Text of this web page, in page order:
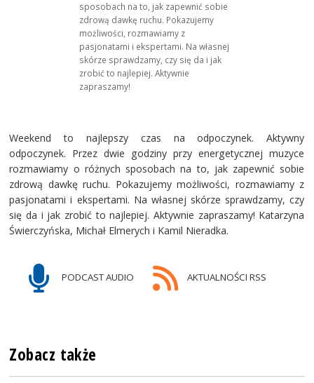
sposobach na to, jak zapewnić sobie
zdrową dawkę ruchu. Pokazujemy
możliwości, rozmawiamy z
pasjonatami i ekspertami. Na własnej
skórze sprawdzamy, czy się da i jak
zrobić to najlepiej. Aktywnie
zapraszamy!
Weekend to najlepszy czas na odpoczynek. Aktywny
odpoczynek. Przez dwie godziny przy energetycznej muzyce
rozmawiamy o różnych sposobach na to, jak zapewnić sobie
zdrową dawkę ruchu. Pokazujemy możliwości, rozmawiamy z
pasjonatami i ekspertami. Na własnej skórze sprawdzamy, czy
się da i jak zrobić to najlepiej. Aktywnie zapraszamy! Katarzyna
Świerczyńska, Michał Elmerych i Kamil Nieradka.
PODCAST AUDIO AKTUALNOŚCI RSS
Zobacz także